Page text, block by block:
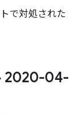
で対処された
2020-04-